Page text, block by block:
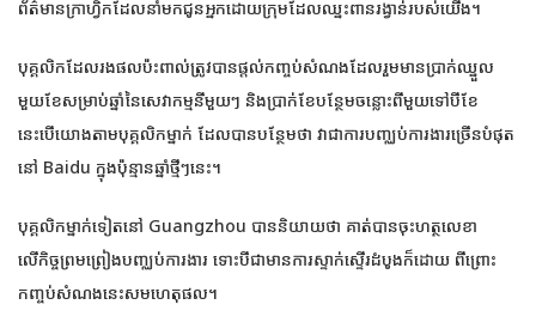
ព័ត៌មានក្រាហ្វិកដែលនាំមកជូនអ្នកដោយក្រុមដែលឈ្នះពានរង្វាន់របស់យើង។
បុគ្គលិកដែលរងផលប៉ះពាល់ត្រូវបានផ្តល់កញ្ចប់សំណងដែលរួមមានប្រាក់ឈ្នួល
មួយខែសម្រាប់ឆ្នាំនៃសេវាកម្មនីមួយៗ និងប្រាក់ខែបន្ថែមចន្លោះពីមួយទៅបីខែ
នេះបើយោងតាមបុគ្គលិកម្នាក់ ដែលបានបន្ថែមថា វាជាការបញ្ឈប់ការងារច្រើនបំផុត
នៅ Baidu ក្នុងប៉ុន្មានឆ្នាំថ្មីៗនេះ។
បុគ្គលិកម្នាក់ទៀតនៅ Guangzhou បាននិយាយថា គាត់បានចុះហត្ថលេខា
លើកិច្ចព្រមព្រៀងបញ្ឈប់ការងារ ទោះបីជាមានការស្ទាក់ស្ទើរដំបូងក៏ដោយ ពីព្រោះ
កញ្ចប់សំណងនេះសមហេតុផល។